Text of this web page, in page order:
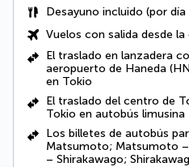
Desayuno incluido (por día
Vuelos con salida desde
El traslado en lanzadera
aeropuerto de Haneda
en Tokio
El traslado del centro de
Tokio en autobús limusina
Los billetes de autobús
Matsumoto; Matsumoto
– Shirakawago;